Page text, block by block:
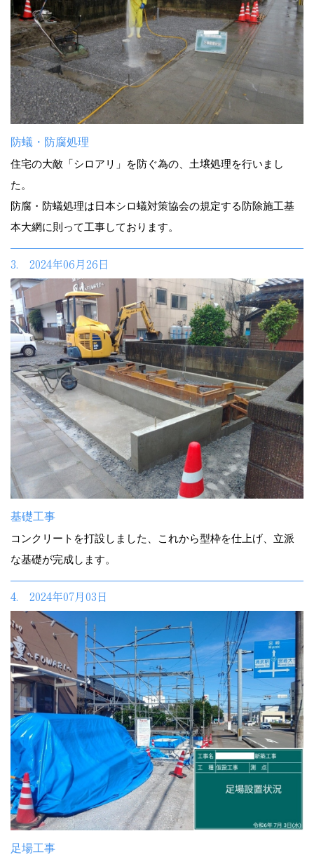
防蟻・防腐処理
住宅の大敵「シロアリ」を防ぐ為の、土壌処理を行いまし
た。
防腐・防蟻処理は日本シロ蟻対策協会の規定する防除施工基
本大網に則って工事しております。
3. 2024年06月26日
基礎工事
コンクリートを打設しました、これから型枠を仕上げ、立派
な基礎が完成します。
4. 2024年07月03日
足場工事